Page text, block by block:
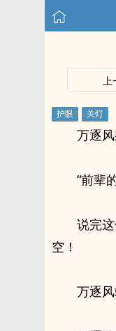
上
万逐
“前辈
说完
空！
万逐